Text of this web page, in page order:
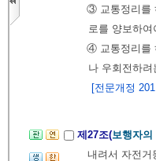
③ 교통정리를
로를 양보하
④ 교통정리를
나 우회전하
[전문개정
제27조(보행자의
내려서 자전거